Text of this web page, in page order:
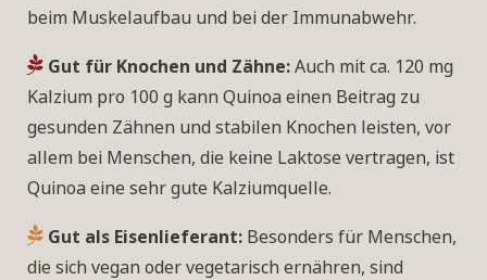
beim Muskelaufbau und bei der Immunabwehr.
Gut für Knochen und Zähne:Auch mit ca. 120 mg
Kalzium pro 100 g kann Quinoa einen Beitrag zu
gesunden Zähnen und stabilen Knochen leisten, vor
allem bei Menschen, die keine Laktose vertragen, ist
Quinoa eine sehr gute Kalziumquelle.
Gut als Eisenlieferant: Besonders für Menschen,
die sich vegan oder vegetarisch ernähren, sind